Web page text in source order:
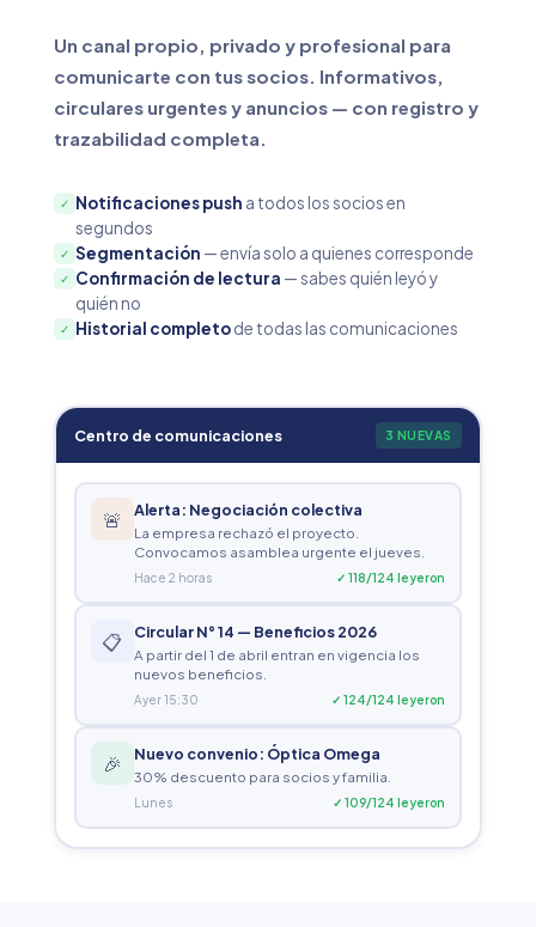
Un canal propio, privado y profesional para
comunicarte con tus socios. Informativos,
circulares urgentes y anuncios — con registro y
trazabilidad completa.
✓ Notificaciones push a todos los socios en
segundos
✓ Segmentación — envía solo a quienes corresponde
✓ Confirmación de lectura — sabes quién leyó y
quién no
✓ Historial completode todas las comunicaciones
Centro de comunicaciones 3 NUEVAS
🚨 Alerta: Negociación colectiva
La empresa rechazó el proyecto.
Convocamos asamblea urgente el jueves.
Hace 2 horas ✓ 118/124 leyeron
📋 Circular N° 14 — Beneficios 2026
A partir del 1 de abril entran en vigencia los
nuevos beneficios.
Ayer 15:30 ✓ 124/124 leyeron
🎉 Nuevo convenio: Óptica Omega
30% descuento para socios y familia.
Lunes ✓ 109/124 leyeron